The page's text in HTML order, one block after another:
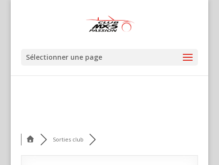
Sélectionner une page
Sorties club